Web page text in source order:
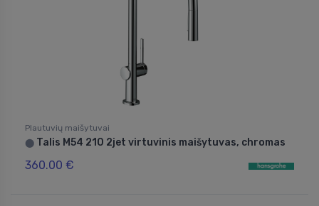
Plautuvių maišytuvai
⬤ Talis M54 210 2jet virtuvinis maišytuvas, chromas
360.00 €